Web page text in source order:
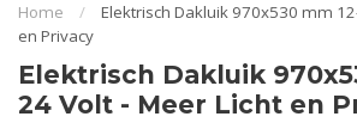
Home /
Elektrisch Dakluik 970x530 mm
en Privacy
Elektrisch Dakluik
24 Volt - Meer Licht en